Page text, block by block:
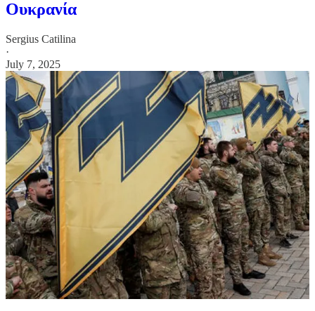
Ουκρανία
Sergius Catilina
·
July 7, 2025